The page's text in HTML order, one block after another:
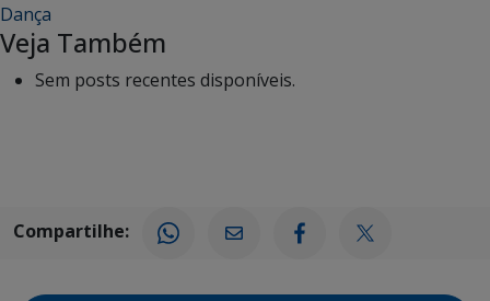
Dança
Veja Também
Sem posts recentes disponíveis.
Compartilhe: